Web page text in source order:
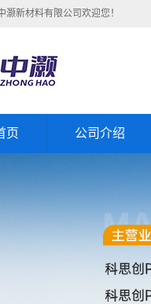
灏新材料有限公司欢迎您！
页 公司介绍